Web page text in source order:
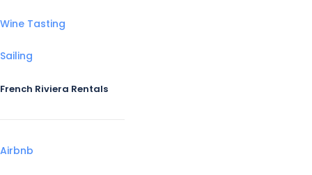
Wine Tasting
Sailing
French Riviera Rentals
Airbnb